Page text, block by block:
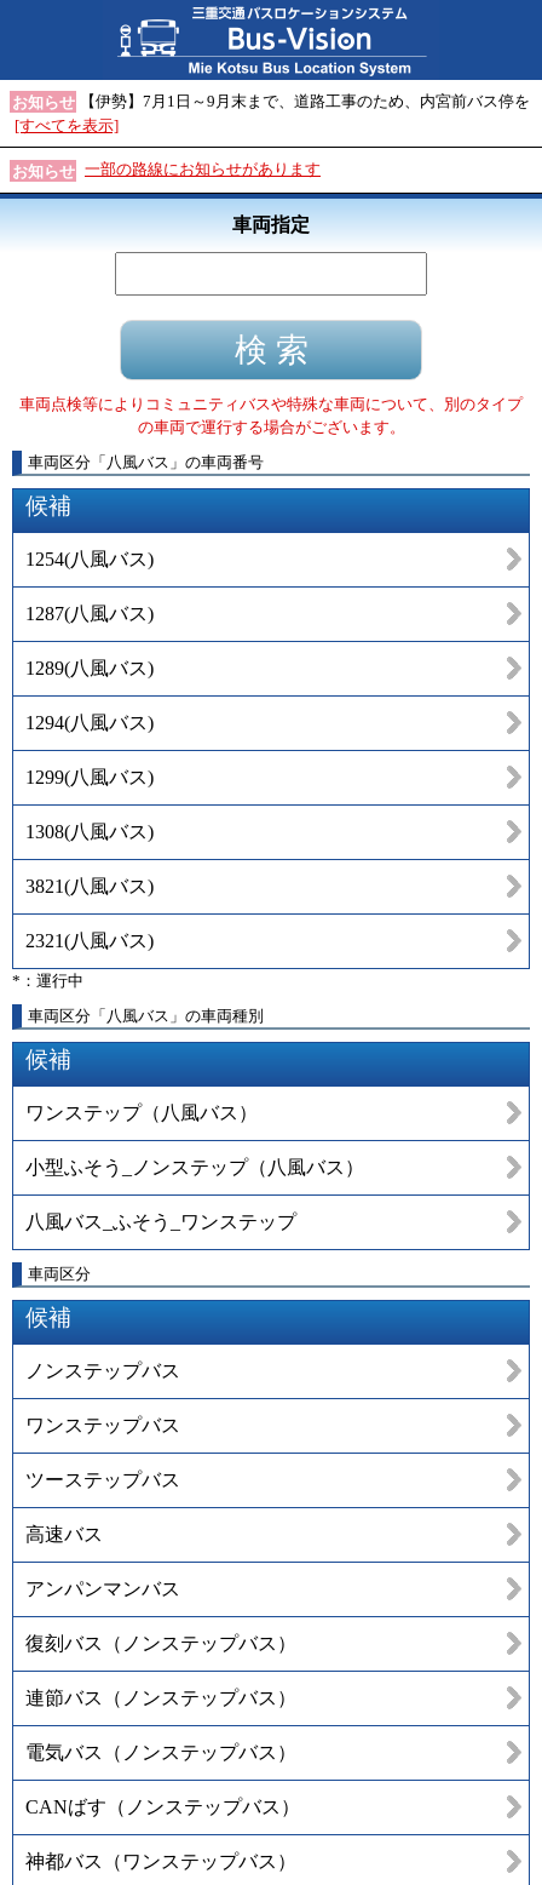
お知らせ
【伊勢】7月1日～9月末まで、道路工事のため、内宮前バス停を
[すべてを表示]
お知らせ 一部の路線にお知らせがあります
車両指定
車両点検等によりコミュニティバスや特殊な車両について、別のタイプ
の車両で運行する場合がございます。
車両区分 「 八風バス 」 の車両番号
候補
1254(八風バス)
1287(八風バス)
1289(八風バス)
1294(八風バス)
1299(八風バス)
1308(八風バス)
3821(八風バス)
2321(八風バス)
*：運行中
車両区分「八風バス」の車両種別
候補
ワンステップ（八風バス）
小型ふそう_ノンステップ（八風バス）
八風バス_ふそう_ワンステップ
車両区分
候補
ノンステップバス
ワンステップバス
ツーステップバス
高速バス
アンパンマンバス
復刻バス（ノンステップバス）
連節バス（ノンステップバス）
電気バス（ノンステップバス）
CANばす（ノンステップバス）
神都バス（ワンステップバス）